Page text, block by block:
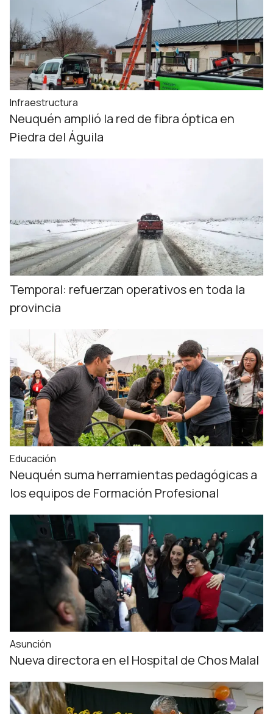
Infraestructura
Neuquén amplió la red de fibra óptica en
Piedra del Águila
Temporal: refuerzan operativos en toda la
provincia
Educación
Neuquén suma herramientas pedagógicas a
los equipos de Formación Profesional
Asunción
Nueva directora en el Hospital de Chos Malal